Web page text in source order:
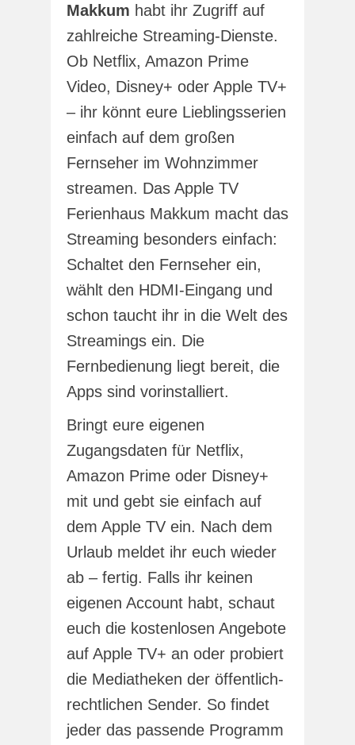
Makkum habt ihr Zugriff auf
zahlreiche Streaming-Dienste.
Ob Netflix, Amazon Prime
Video, Disney+ oder Apple TV+
– ihr könnt eure Lieblingsserien
einfach auf dem großen
Fernseher im Wohnzimmer
streamen. Das Apple TV
Ferienhaus Makkum macht das
Streaming besonders einfach:
Schaltet den Fernseher ein,
wählt den HDMI-Eingang und
schon taucht ihr in die Welt des
Streamings ein. Die
Fernbedienung liegt bereit, die
Apps sind vorinstalliert.
Bringt eure eigenen
Zugangsdaten für Netflix,
Amazon Prime oder Disney+
mit und gebt sie einfach auf
dem Apple TV ein. Nach dem
Urlaub meldet ihr euch wieder
ab – fertig. Falls ihr keinen
eigenen Account habt, schaut
euch die kostenlosen Angebote
auf Apple TV+ an oder probiert
die Mediatheken der öffentlich-
rechtlichen Sender. So findet
jeder das passende Programm